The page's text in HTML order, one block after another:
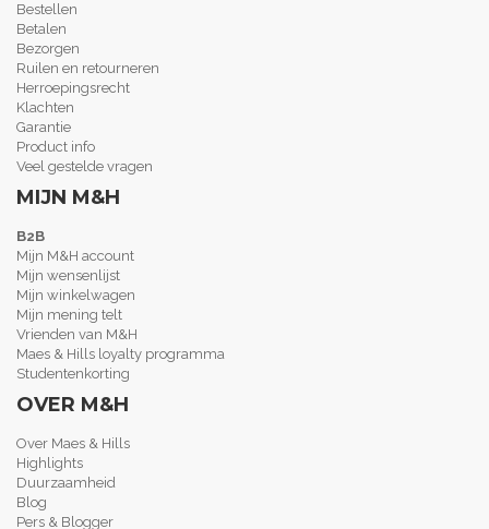
Bestellen
Betalen
Bezorgen
Ruilen en retourneren
Herroepingsrecht
Klachten
Garantie
Product info
Veel gestelde vragen
MIJN M&H
B2B
Mijn M&H account
Mijn wensenlijst
Mijn winkelwagen
Mijn mening telt
Vrienden van M&H
Maes & Hills loyalty programma
Studentenkorting
OVER M&H
Over Maes & Hills
Highlights
Duurzaamheid
Blog
Pers & Blogger